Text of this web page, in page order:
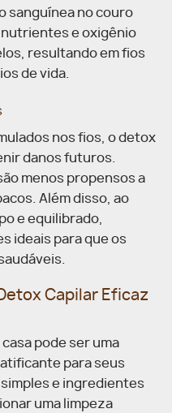
sanguínea no couro
nutrientes e oxigênio
resultando em fios
de vida.
nos fios, o detox
danos futuros.
menos propensos a
Além disso, ao
e equilibrado,
ideais para que os
Capilar Eficaz
pode ser uma
para seus
e ingredientes
uma limpeza